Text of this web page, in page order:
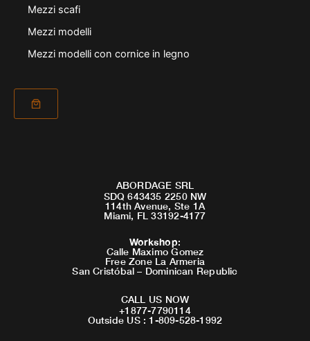
Mezzi scafi
Mezzi modelli
Mezzi modelli con cornice in legno
ABORDAGE SRL
SDQ 643435 2250 NW
114th Avenue, Ste 1A
Miami, FL 33192-4177
Workshop:
Calle Maximo Gomez
Free Zone La Armeria
San Cristóbal – Dominican Republic
CALL US NOW
+1877-7790114
Outside US : 1-809-528-1992